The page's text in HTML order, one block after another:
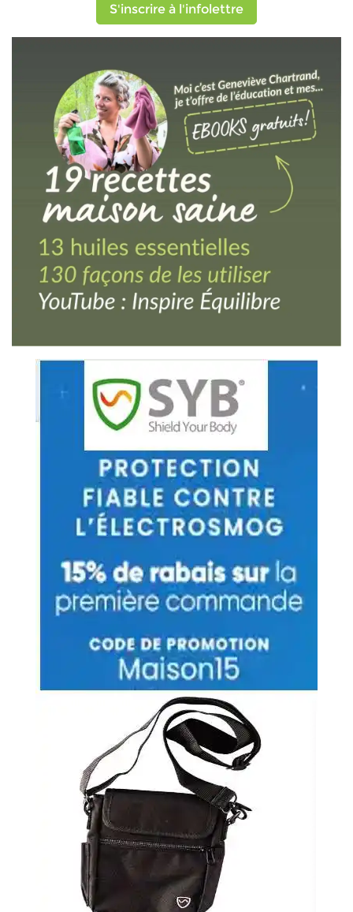
S'inscrire à l'infolettre